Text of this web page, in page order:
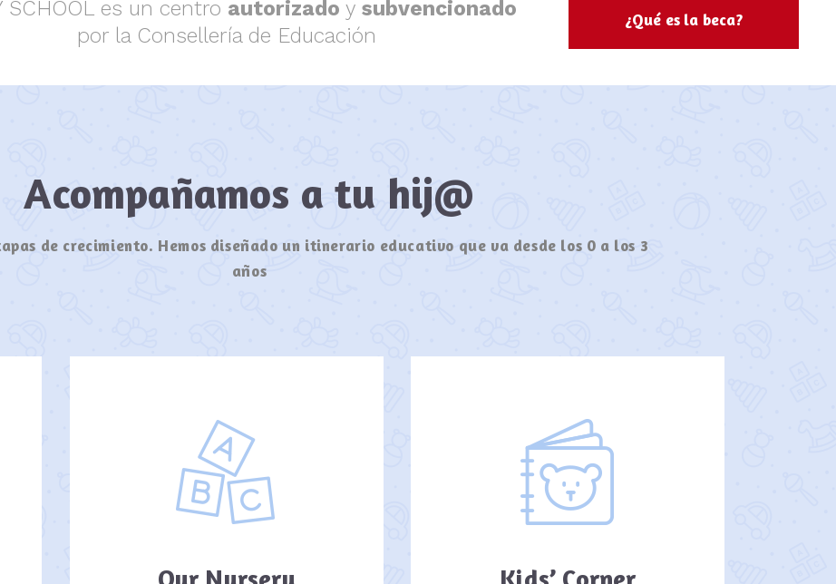
SCHOOL es un centro autorizado ysubvencionado
por la Consellería de Educación
¿Qué es la beca?
Acompañamos a tu hij@
de crecimiento. Hemos diseñado un itinerario educativo que va desde los 0 a los 3
años